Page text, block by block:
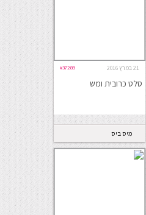
21 במרץ 2016 #37289
סלט כרובית ומש
מיס ביס